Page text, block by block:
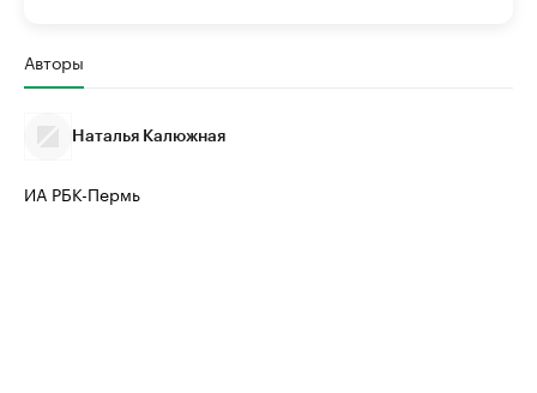
Авторы
Наталья Калюжная
ИА РБК-Пермь